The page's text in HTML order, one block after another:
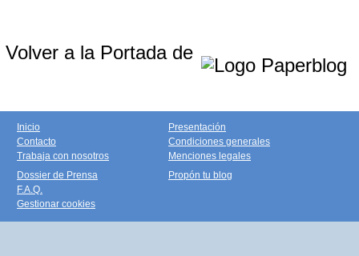
Volver a la Portada de
Inicio
Contacto
Trabaja con nosotros
Presentación
Condiciones generales
Menciones legales
Dossier de Prensa
F.A.Q.
Gestionar cookies
Propón tu blog